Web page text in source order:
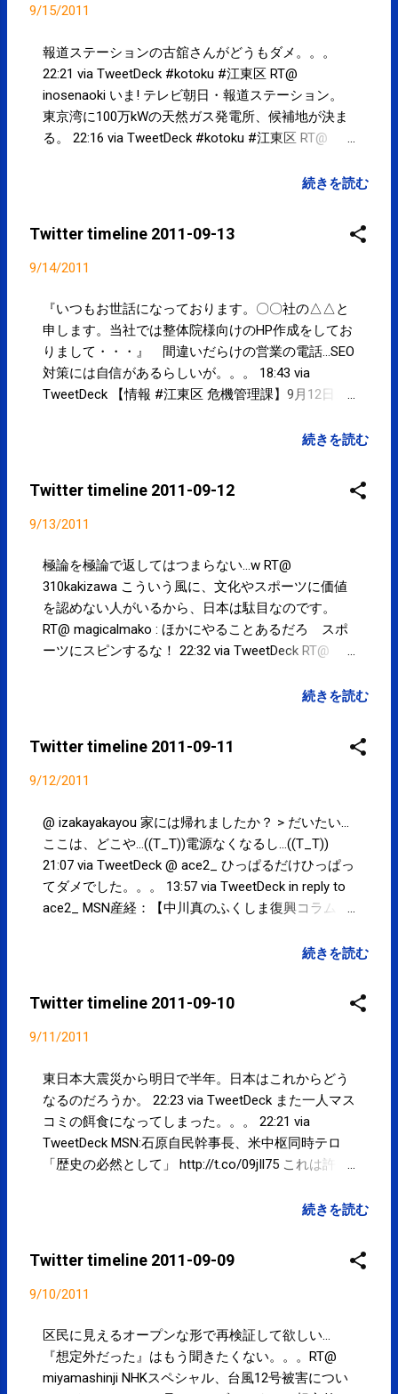
TweetDeck 子供の熱中症がワイドショーネタにされ
とくダネ！ 08:25 via TweetDeck Powered by t2b
ら、本会議の場ではなくても、そのまま相手から解
何か決まりがあるのですか？ > 昨日、22日から、始
まる江東区議会本会議の代表質問の通告をしまし
た。 09:21 via TweetDeck MSN産経：穴だらけの規
正法 外国人献金ダメでもパー券はＯＫ
http://t.co/fJw5yojN ・・・政治家が自分の都合
な。。。政治家って国のため、国民のため、と言い
9/15/2011
報道ステーションの古舘さんがどうもダメ。。。
22:21 via TweetDeck #kotoku #江東区 RT@
inosenaoki いま! テレビ朝日・報道ステーション。
東京湾に100万kWの天然ガス発電所、候補地が決ま
る。 22:16 via TweetDeck #kotoku #江東区 RT@
発電所候補地発表…地産地消の電力目指して」と報
http://t.co/IXffMCK もうすぐ、今晩22時なので見て
ください。 21:42 via TweetDeck 今週末まで厳しい残
暑。。。 RT@ nhk_news 厳しい残暑続く 熱中症に
TweetDeck シンガポールのお土産いただきました！
ありがとうございました！！ http://t.co/XES19ej
18:21 via TweetDeck 200-170=30本／残り14試
合。。。イチローならできる！！ RT@ nhk_news イ
チロー選手 安打１７０本に http://t.co/89ZkcCg
Webサイトを「15分で」無料作成――Google、中小
http://t.co/2bzn4jh 無料でこれだけできるのは
良い！！ 14:50 via TweetDeck 東京新聞：失業７万
人 安心遠く 基幹の水産加工 見えぬ復興
chie810815 そうだね。期待したい！！ 11:58 via
TweetDeck in reply to chie810815 ふるさと納税を活
用する時が来たようだ！ 11:43 via TweetDeck @
chie810815 なるほど。復旧・復興を公共事業として
被災者を長期雇用して・・・と思うけど、そう簡単
続きを読む
Twitter timeline 2011-09-13
9/14/2011
『いつもお世話になっております。〇〇社の△△と
申します。当社では整体院様向けのHP作成をしてお
りまして・・・』 間違いだらけの営業の電話...SEO
対策には自信があるらしいが。。。 18:43 via
TweetDeck 【情報 #江東区 危機管理課】9月12日、
男に体を触られました。不審者の特徴は、30歳代、
ボン、自転車利用、色不明軽快車。【城東警察署】
03-3699-0110 #kotoku 08:45 via TweetDeck Powered
by t2b
続きを読む
Twitter timeline 2011-09-12
9/13/2011
極論を極論で返してはつまらない...w RT@
310kakizawa こういう風に、文化やスポーツに価値
を認めない人がいるから、日本は駄目なのです。
RT@ magicalmako : ほかにやることあるだろ スポ
ーツにスピンするな！ 22:32 via TweetDeck RT@
が決まりました http://t.co/3tqE7ge ←女子も
19:56 via TweetDeck 6割の国民が支持している内閣
であるなら、大臣は辞める必要はなかったと思
う。。。なぜ辞めたんだ？！ 19:55 via TweetDeck
http://t.co/egcucWj #nhk_news ←支持率の世論
調査って必要なのかな？「内閣を支持しています
か？」って電話で突然聞かれても...まだ何もしてい
ないし。。。 19:53 via TweetDeck @ hinata_hariq
『花より団子』いや『花より酒』だろうから霞んで
19:42 via TweetDeck in reply to hinata_hariq 陽が沈む
の名月。お月様のごきげんはいかがでしょうか？！
18:18 via TweetDeck まだまだ残暑が厳しい。。。
10:44 via TweetDeck @ tamio_akabame メール送り
tamio_akabame @ tamio_akabame DMでメールアド
レスを送っていただければ。 01:16 via TweetDeck in
reply to tamio_akabame Powered by t2b
続きを読む
Twitter timeline 2011-09-11
9/12/2011
@ izakayakayou 家には帰れましたか？ > だいたい…
ここは、どこや…((T_T))電源なくなるし…((T_T))
21:07 via TweetDeck @ ace2_ ひっぱるだけひっぱっ
てダメでした。。。 13:57 via TweetDeck in reply to
ace2_ MSN産経：【中川真のふくしま復興コラム】
新聞記者ってエライんだな...という感想し続きを読む
Twitter timeline 2011-09-10
9/11/2011
東日本大震災から明日で半年。日本はこれからどう
なるのだろうか。 22:23 via TweetDeck また一人マス
コミの餌食になってしまった。。。 22:21 via
TweetDeck MSN:石原自民幹事長、米中枢同時テロ
「歴史の必然として」 http://t.co/09jIl75 これは許さ
とは。。。 21:15 via TweetDeck えっ？！辞めなきゃ
メだな。。。 RT@ nhk_news 【LIVEニュース】鉢呂
経産相 首相に辞表提出 http://nhk.jp/news
#nhk_news 20:26 via TweetDeck 今日も残暑厳しい
業（12:00～19:00）しております。ご来院お待ちし
ております。 spcstyle.com #kotoku #江東区 11:51
via TweetDeck Powered by t2b
続きを読む
Twitter timeline 2011-09-09
9/10/2011
区民に見えるオープンな形で再検証して欲しい...
『想定外だった』はもう聞きたくない。。。RT@
miyamashinji NHKスペシャル、台風12号被害につい